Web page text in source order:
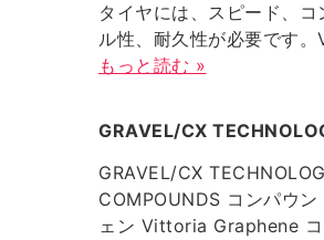
タイヤには、スピード、コ
ル性、耐久性が必要です
もっと読む »
GRAVEL/CX
GRAVEL/CX
COMPOUNDS コンパウン
ェン Vittoria Graphene コ